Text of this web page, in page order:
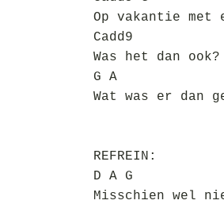
Op vakantie met
Cadd9
Was het dan ook?
G A
Wat was er dan
REFREIN:
D A G
Misschien wel